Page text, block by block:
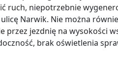
niepotrzebnie
Narwik. Nie można
przez jezdnię na wysokości
brak oświetlenia